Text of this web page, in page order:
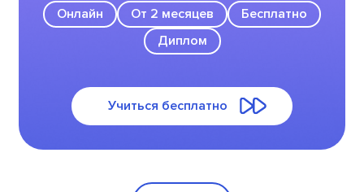
Онлайн От 2 месяцев
Бесплатно
Диплом
Учиться бесплатно